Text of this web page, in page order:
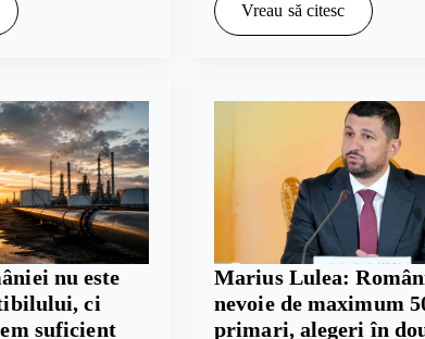
Vreau să citesc
nu este
ci
suficient
Marius Lulea:
nevoie de maximum
primari, alegeri în